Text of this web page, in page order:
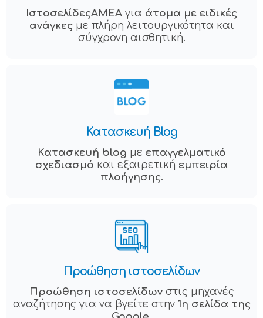
ΙστοσελίδεςAMEA για άτομα με ειδικές
ανάγκεςμε πλήρη λειτουργικότητα και
σύγχρονη αισθητική.
Κατασκευή Blog
Κατασκευή blog με επαγγελματικό
σχεδιασμό και εξαιρετική εμπειρία
πλοήγησης.
Προώθηση ιστοσελίδων
Προώθηση ιστοσελίδωνστις μηχανές
αναζήτησης για να βγείτε στην 1η σελίδα της